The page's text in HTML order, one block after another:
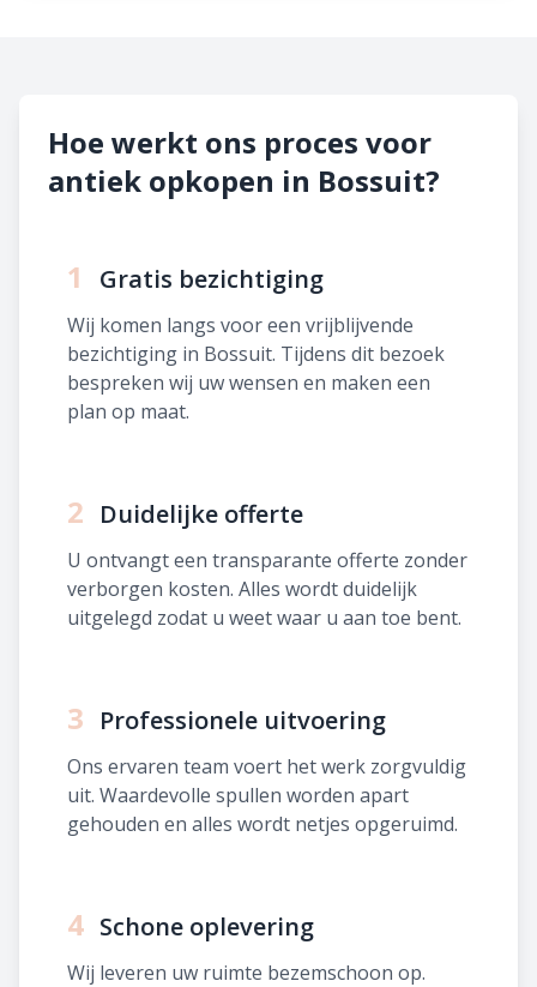
Hoe werkt ons proces voor
antiek opkopen in Bossuit?
1 Gratis bezichtiging
Wij komen langs voor een vrijblijvende
bezichtiging in Bossuit. Tijdens dit bezoek
bespreken wij uw wensen en maken een
plan op maat.
2 Duidelijke offerte
U ontvangt een transparante offerte zonder
verborgen kosten. Alles wordt duidelijk
uitgelegd zodat u weet waar u aan toe bent.
3 Professionele uitvoering
Ons ervaren team voert het werk zorgvuldig
uit. Waardevolle spullen worden apart
gehouden en alles wordt netjes opgeruimd.
4 Schone oplevering
Wij leveren uw ruimte bezemschoon op.